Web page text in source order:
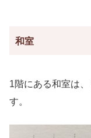
和室
1階にある和室は
す。